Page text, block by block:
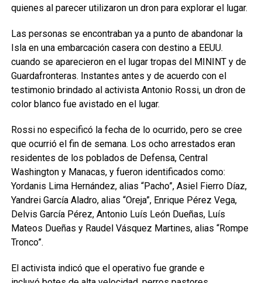
quienes al parecer utilizaron un dron para explorar el lugar.
Las personas se encontraban ya a punto de abandonar la
Isla en una embarcación casera con destino a EEUU.
cuando se aparecieron en el lugar tropas del MININT y de
Guardafronteras. Instantes antes y de acuerdo con el
testimonio brindado al activista Antonio Rossi, un dron de
color blanco fue avistado en el lugar.
Rossi no especificó la fecha de lo ocurrido, pero se cree
que ocurrió el fin de semana. Los ocho arrestados eran
residentes de los poblados de Defensa, Central
Washington y Manacas, y fueron identificados como:
Yordanis Lima Hernández, alias “Pacho”, Asiel Fierro Díaz,
Yandrei García Aladro, alias “Oreja”, Enrique Pérez Vega,
Delvis García Pérez, Antonio Luís León Dueñas, Luís
Mateos Dueñas y Raudel Vásquez Martines, alias “Rompe
Tronco”.
El activista indicó que el operativo fue grande e